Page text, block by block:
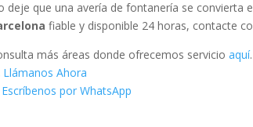
deje que una avería de fontanería se convierta
fiable y disponible 24 horas, contacte
más áreas donde ofrecemos servicioaquí.
Llámanos Ahora
Escríbenos por WhatsApp